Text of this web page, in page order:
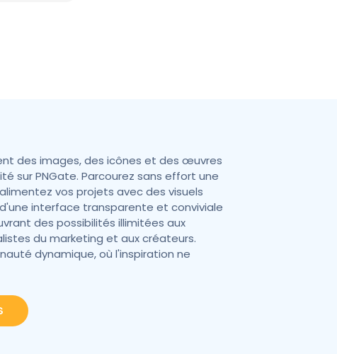
des images, des icônes et des œuvres
sur PNGate. Parcourez sans effort une
vos projets avec des visuels
interface transparente et conviviale
des possibilités illimitées aux
du marketing et aux créateurs.
dynamique, où l'inspiration ne